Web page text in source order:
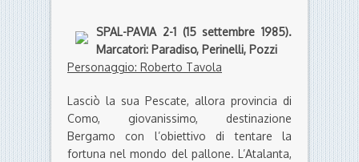
SPAL-PAVIA 2-1 (15 settembre 1985).
Marcatori: Paradiso, Perinelli, Pozzi
Personaggio: Roberto Tavola
Lasciò la sua Pescate, allora provincia di
Como, giovanissimo, destinazione
Bergamo con l’obiettivo di tentare la
fortuna nel mondo del pallone. L’Atalanta,